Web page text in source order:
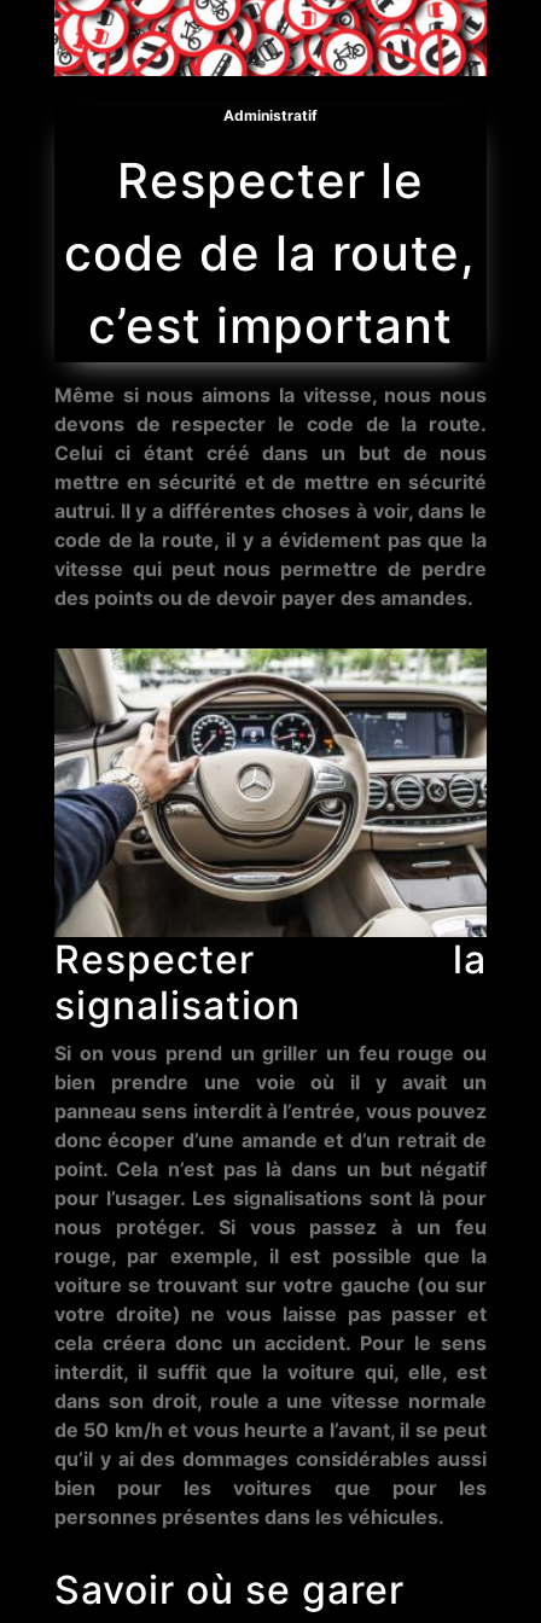
Administratif
Respecter le
code de la route,
c’est important
Même si nous aimons la vitesse, nous nous
devons de respecter le code de la route.
Celui ci étant créé dans un but de nous
mettre en sécurité et de mettre en sécurité
autrui. Il y a différentes choses à voir, dans le
code de la route, il y a évidement pas que la
vitesse qui peut nous permettre de perdre
des points ou de devoir payer des amandes.
Respecter la
signalisation
Si on vous prend un griller un feu rouge ou
bien prendre une voie où il y avait un
panneau sens interdit à l’entrée, vous pouvez
donc écoper d’une amande et d’un retrait de
point. Cela n’est pas là dans un but négatif
pour l’usager. Les signalisations sont là pour
nous protéger. Si vous passez à un feu
rouge, par exemple, il est possible que la
voiture se trouvant sur votre gauche (ou sur
votre droite) ne vous laisse pas passer et
cela créera donc un accident. Pour le sens
interdit, il suffit que la voiture qui, elle, est
dans son droit, roule a une vitesse normale
de 50 km/h et vous heurte a l’avant, il se peut
qu’il y ai des dommages considérables aussi
bien pour les voitures que pour les
personnes présentes dans les véhicules.
Savoir où se garer